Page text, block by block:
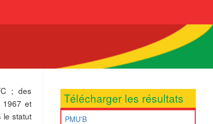
; des
1967 et
le statut
Télécharger les résultats
PMU'B